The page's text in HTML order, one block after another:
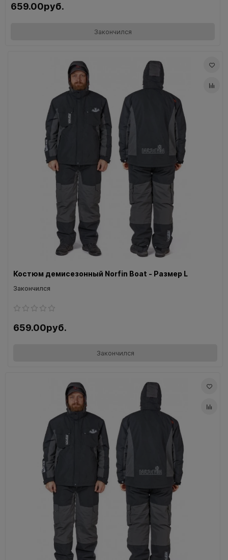
659.00руб.
Закончился
Костюм демисезонный Norfin Boat - Размер L
Закончился
659.00руб.
Закончился